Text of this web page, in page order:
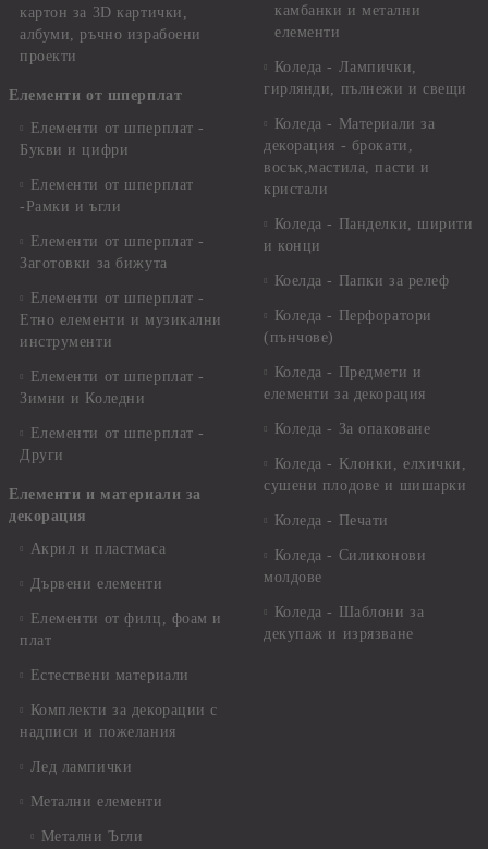
картон за 3D картички,
албуми, ръчно израбоени
проекти
Елементи от шперплат
Елементи от шперплат -
Букви и цифри
Елементи от шперплат
-Рамки и ъгли
Елементи от шперплат -
Заготовки за бижута
Елементи от шперплат -
Етно елементи и музикални
инструменти
Елементи от шперплат -
Зимни и Коледни
Елементи от шперплат -
Други
Елементи и материали за
декорация
Акрил и пластмаса
Дървени елементи
Елементи от филц, фоам и
плат
Естествени материали
Комплекти за декорации с
надписи и пожелания
Лед лампички
Метални елементи
Метални Ъгли
камбанки и метални
елементи
Коледа - Лампички,
гирлянди, пълнежи и свещи
Коледа - Материали за
декорация - брокати,
восък,мастила, пасти и
кристали
Коледа - Панделки, ширити
и конци
Коелда - Папки за релеф
Коледа - Перфоратори
(пънчове)
Коледа - Предмети и
елементи за декорация
Коледа - За опаковане
Коледа - Kлонки, елхички,
сушени плодове и шишарки
Коледа - Печати
Коледа - Силиконови
молдове
Коледа - Шаблони за
декупаж и изрязване